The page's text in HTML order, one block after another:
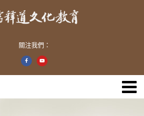
關注我們：